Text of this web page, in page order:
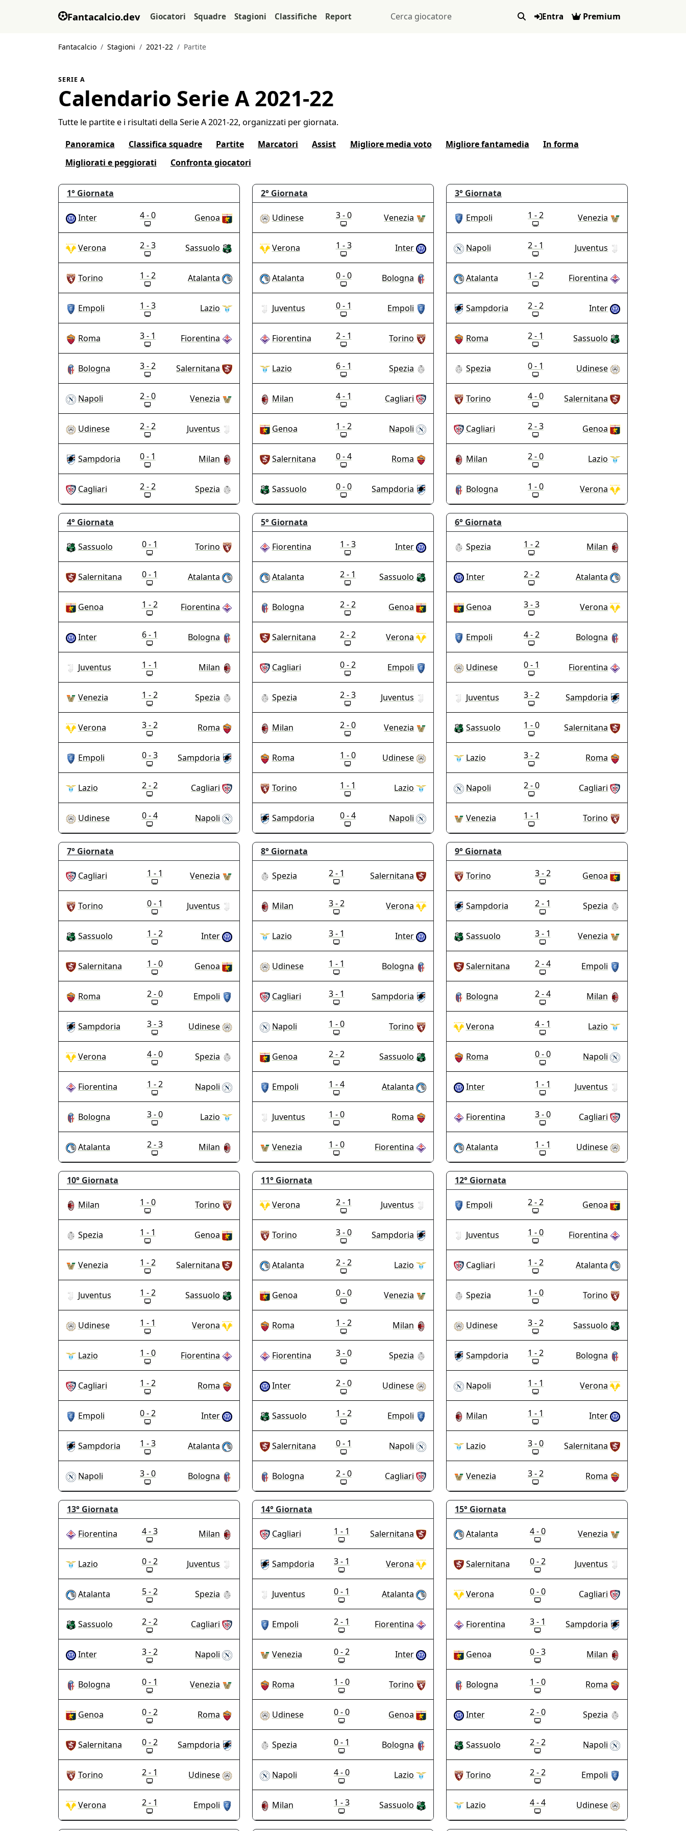
Fantacalcio.dev Giocatori Squadre Stagioni Classifiche Report Entra Premium
Fantacalcio Stagioni 2021-22 Partite
SERIE A
Calendario Serie A 2021-22
Tutte le partite e i risultati della Serie A 2021-22, organizzati per giornata.
Panoramica
Classifica squadre Partite Marcatori Assist Migliore media voto Migliore fantamedia
In forma
Migliorati e peggiorati
Confronta giocatori
1° Giornata
Inter 4 - 0 Genoa
Verona 2 - 3 Sassuolo
Torino 1 - 2 Atalanta
Empoli 1 - 3 Lazio
Roma 3 - 1 Fiorentina
Bologna 3 - 2 Salernitana
Napoli 2 - 0 Venezia
Udinese 2 - 2 Juventus
Sampdoria 0 - 1 Milan
Cagliari 2 - 2 Spezia
2° Giornata
Udinese 3 - 0 Venezia
Verona 1 - 3 Inter
Atalanta 0 - 0 Bologna
Juventus 0 - 1 Empoli
Fiorentina 2 - 1 Torino
Lazio 6 - 1 Spezia
Milan 4 - 1 Cagliari
Genoa 1 - 2 Napoli
Salernitana 0 - 4 Roma
Sassuolo 0 - 0 Sampdoria
3° Giornata
Empoli 1 - 2 Venezia
Napoli 2 - 1 Juventus
Atalanta 1 - 2 Fiorentina
Sampdoria 2 - 2 Inter
Roma 2 - 1 Sassuolo
Spezia 0 - 1 Udinese
Torino 4 - 0 Salernitana
Cagliari 2 - 3 Genoa
Milan 2 - 0 Lazio
Bologna 1 - 0 Verona
4° Giornata
Sassuolo 0 - 1 Torino
Salernitana 0 - 1 Atalanta
Genoa 1 - 2 Fiorentina
Inter 6 - 1 Bologna
Juventus 1 - 1 Milan
Venezia 1 - 2 Spezia
Verona 3 - 2 Roma
Empoli 0 - 3 Sampdoria
Lazio 2 - 2 Cagliari
Udinese 0 - 4 Napoli
5° Giornata
Fiorentina 1 - 3 Inter
Atalanta 2 - 1 Sassuolo
Bologna 2 - 2 Genoa
Salernitana 2 - 2 Verona
Cagliari 0 - 2 Empoli
Spezia 2 - 3 Juventus
Milan 2 - 0 Venezia
Roma 1 - 0 Udinese
Torino 1 - 1 Lazio
Sampdoria 0 - 4 Napoli
6° Giornata
Spezia 1 - 2 Milan
Inter 2 - 2 Atalanta
Genoa 3 - 3 Verona
Empoli 4 - 2 Bologna
Udinese 0 - 1 Fiorentina
Juventus 3 - 2 Sampdoria
Sassuolo 1 - 0 Salernitana
Lazio 3 - 2 Roma
Napoli 2 - 0 Cagliari
Venezia 1 - 1 Torino
7° Giornata
Cagliari 1 - 1 Venezia
Torino 0 - 1 Juventus
Sassuolo 1 - 2 Inter
Salernitana 1 - 0 Genoa
Roma 2 - 0 Empoli
Sampdoria 3 - 3 Udinese
Verona 4 - 0 Spezia
Fiorentina 1 - 2 Napoli
Bologna 3 - 0 Lazio
Atalanta 2 - 3 Milan
8° Giornata
Spezia 2 - 1 Salernitana
Milan 3 - 2 Verona
Lazio 3 - 1 Inter
Udinese 1 - 1 Bologna
Cagliari 3 - 1 Sampdoria
Napoli 1 - 0 Torino
Genoa 2 - 2 Sassuolo
Empoli 1 - 4 Atalanta
Juventus 1 - 0 Roma
Venezia 1 - 0 Fiorentina
9° Giornata
Torino 3 - 2 Genoa
Sampdoria 2 - 1 Spezia
Sassuolo 3 - 1 Venezia
Salernitana 2 - 4 Empoli
Bologna 2 - 4 Milan
Verona 4 - 1 Lazio
Roma 0 - 0 Napoli
Inter 1 - 1 Juventus
Fiorentina 3 - 0 Cagliari
Atalanta 1 - 1 Udinese
10° Giornata
Milan 1 - 0 Torino
Spezia 1 - 1 Genoa
Venezia 1 - 2 Salernitana
Juventus 1 - 2 Sassuolo
Udinese 1 - 1 Verona
Lazio 1 - 0 Fiorentina
Cagliari 1 - 2 Roma
Empoli 0 - 2 Inter
Sampdoria 1 - 3 Atalanta
Napoli 3 - 0 Bologna
11° Giornata
Verona 2 - 1 Juventus
Torino 3 - 0 Sampdoria
Atalanta 2 - 2 Lazio
Genoa 0 - 0 Venezia
Roma 1 - 2 Milan
Fiorentina 3 - 0 Spezia
Inter 2 - 0 Udinese
Sassuolo 1 - 2 Empoli
Salernitana 0 - 1 Napoli
Bologna 2 - 0 Cagliari
12° Giornata
Empoli 2 - 2 Genoa
Juventus 1 - 0 Fiorentina
Cagliari 1 - 2 Atalanta
Spezia 1 - 0 Torino
Udinese 3 - 2 Sassuolo
Sampdoria 1 - 2 Bologna
Napoli 1 - 1 Verona
Milan 1 - 1 Inter
Lazio 3 - 0 Salernitana
Venezia 3 - 2 Roma
13° Giornata
Fiorentina 4 - 3 Milan
Lazio 0 - 2 Juventus
Atalanta 5 - 2 Spezia
Sassuolo 2 - 2 Cagliari
Inter 3 - 2 Napoli
Bologna 0 - 1 Venezia
Genoa 0 - 2 Roma
Salernitana 0 - 2 Sampdoria
Torino 2 - 1 Udinese
Verona 2 - 1 Empoli
14° Giornata
Cagliari 1 - 1 Salernitana
Sampdoria 3 - 1 Verona
Juventus 0 - 1 Atalanta
Empoli 2 - 1 Fiorentina
Venezia 0 - 2 Inter
Roma 1 - 0 Torino
Udinese 0 - 0 Genoa
Spezia 0 - 1 Bologna
Napoli 4 - 0 Lazio
Milan 1 - 3 Sassuolo
15° Giornata
Atalanta 4 - 0 Venezia
Salernitana 0 - 2 Juventus
Verona 0 - 0 Cagliari
Fiorentina 3 - 1 Sampdoria
Genoa 0 - 3 Milan
Bologna 1 - 0 Roma
Inter 2 - 0 Spezia
Sassuolo 2 - 2 Napoli
Torino 2 - 2 Empoli
Lazio 4 - 4 Udinese